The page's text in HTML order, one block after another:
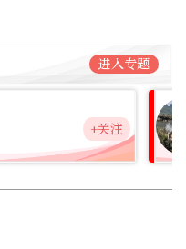
进入专题
+关注